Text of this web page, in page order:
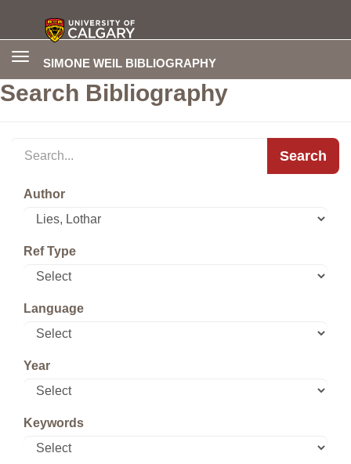
SIMONE WEIL BIBLIOGRAPHY
Toggle
Search Bibliography
Search
Author
Ref Type
Language
Year
Keywords